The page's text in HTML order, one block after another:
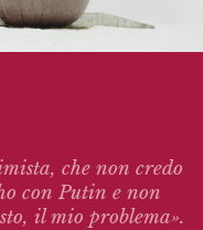
che non credo
con Putin e non
il mio problema».